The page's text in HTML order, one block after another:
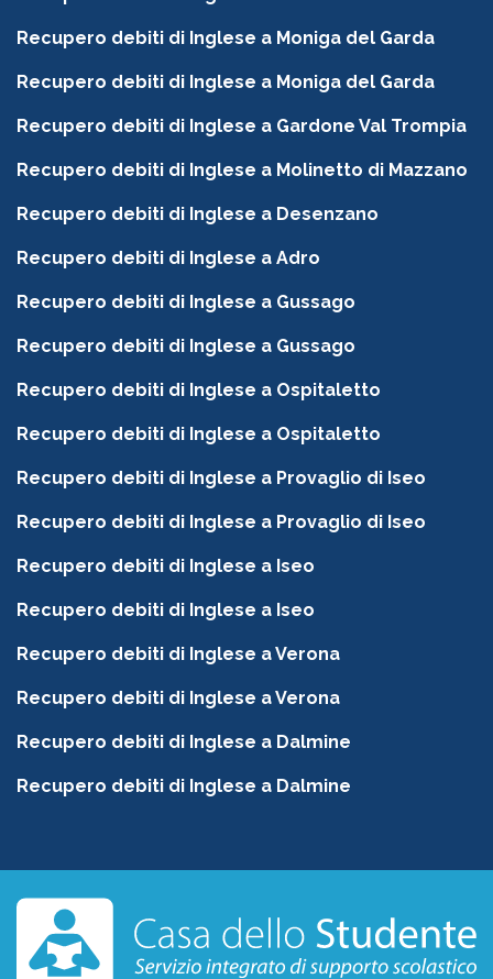
Recupero debiti di Inglese a Moniga del Garda
Recupero debiti di Inglese a Moniga del Garda
Recupero debiti di Inglese a Gardone Val Trompia
Recupero debiti di Inglese a Molinetto di Mazzano
Recupero debiti di Inglese a Desenzano
Recupero debiti di Inglese a Adro
Recupero debiti di Inglese a Gussago
Recupero debiti di Inglese a Gussago
Recupero debiti di Inglese a Ospitaletto
Recupero debiti di Inglese a Ospitaletto
Recupero debiti di Inglese a Provaglio di Iseo
Recupero debiti di Inglese a Provaglio di Iseo
Recupero debiti di Inglese a Iseo
Recupero debiti di Inglese a Iseo
Recupero debiti di Inglese a Verona
Recupero debiti di Inglese a Verona
Recupero debiti di Inglese a Dalmine
Recupero debiti di Inglese a Dalmine